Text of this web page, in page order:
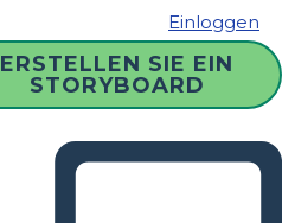
Einloggen
ERSTELLEN SIE EIN
STORYBOARD